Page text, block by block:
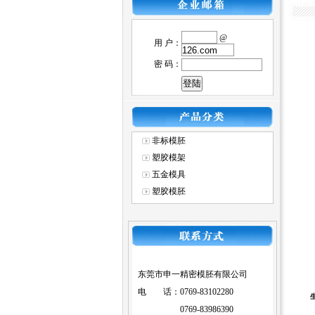
用 户：
@
密 码：
非标模胚
塑胶模架
五金模具
塑胶模胚
东莞市申一精密模胚有限公司
电 话：0769-83102280
0769-83986390